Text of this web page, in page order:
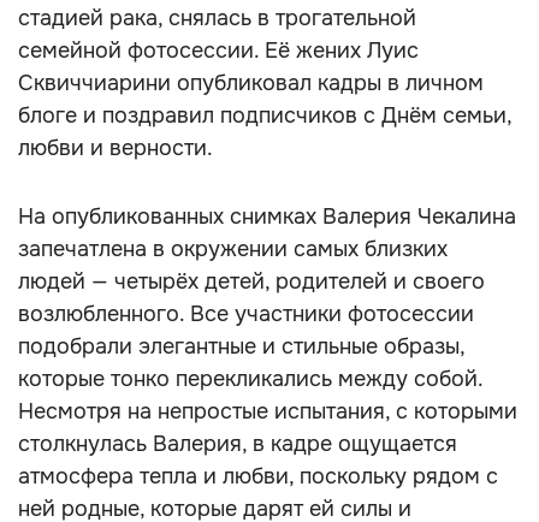
стадией рака, снялась в трогательной
семейной фотосессии. Её жених Луис
Сквиччиарини опубликовал кадры в личном
блоге и поздравил подписчиков с Днём семьи,
любви и верности.
На опубликованных снимках Валерия Чекалина
запечатлена в окружении самых близких
людей — четырёх детей, родителей и своего
возлюбленного. Все участники фотосессии
подобрали элегантные и стильные образы,
которые тонко перекликались между собой.
Несмотря на непростые испытания, с которыми
столкнулась Валерия, в кадре ощущается
атмосфера тепла и любви, поскольку рядом с
ней родные, которые дарят ей силы и